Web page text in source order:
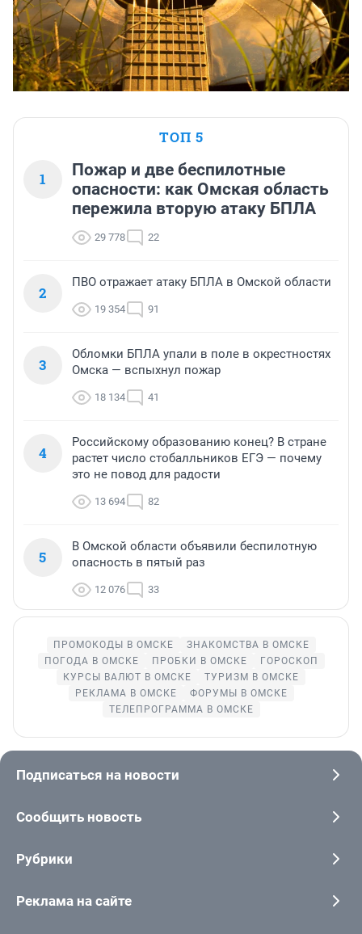
ТОП 5
1
Пожар и две беспилотные
опасности: как Омская область
пережила вторую атаку БПЛА
29 778 22
2
ПВО отражает атаку БПЛА в Омской области
19 354 91
3
Обломки БПЛА упали в поле в окрестностях
Омска — вспыхнул пожар
18 134 41
4
Российскому образованию конец? В стране
растет число стобалльников ЕГЭ — почему
это не повод для радости
13 694 82
5
В Омской области объявили беспилотную
опасность в пятый раз
12 076 33
ПРОМОКОДЫ В ОМСКЕ
ЗНАКОМСТВА В ОМСКЕ
ПОГОДА В ОМСКЕ
ПРОБКИ В ОМСКЕ
ГОРОСКОП
КУРСЫ ВАЛЮТ В ОМСКЕ
ТУРИЗМ В ОМСКЕ
РЕКЛАМА В ОМСКЕ
ФОРУМЫ В ОМСКЕ
ТЕЛЕПРОГРАММА В ОМСКЕ
Подписаться на новости
Сообщить новость
Рубрики
Реклама на сайте